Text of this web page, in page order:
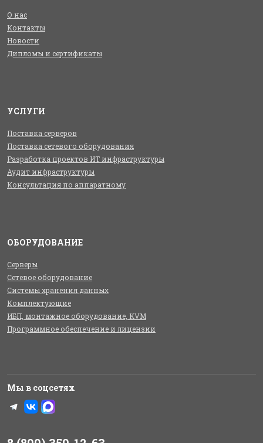
О нас
Контакты
Новости
Дипломы и сертификаты
УСЛУГИ
Поставка серверов
Поставка сетевого оборудования
Разработка проектов ИТ инфраструктуры
Аудит инфраструктуры
Консультация по аппаратному
ОБОРУДОВАНИЕ
Серверы
Сетевое оборудование
Системы хранения данных
Комплектующие
ИБП, монтажное оборудование, KVM
Программное обеспечение и лицензии
Мы в соцсетях